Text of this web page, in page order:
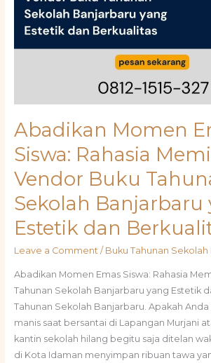
Abadikan Momen
Siswa: Rahasia
Vendor Buku
Sekolah Banjarbaru
Estetik dan
Leave a Comment / Buku Tahunan
Abadikan Momen Emas Siswa: Rahasia
Tahunan Sekolah Banjarbaru yang Estetik
Tahunan Sekolah Banjarbaru. Apakah
manis saat bersantai di Lapangan Murjani
kantin sekolah hilang begitu saja ditelan
di Kota Idaman menyimpan ribuan tawa